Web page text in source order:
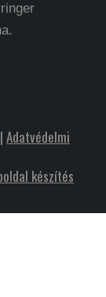
Adatvédelmi
készítés